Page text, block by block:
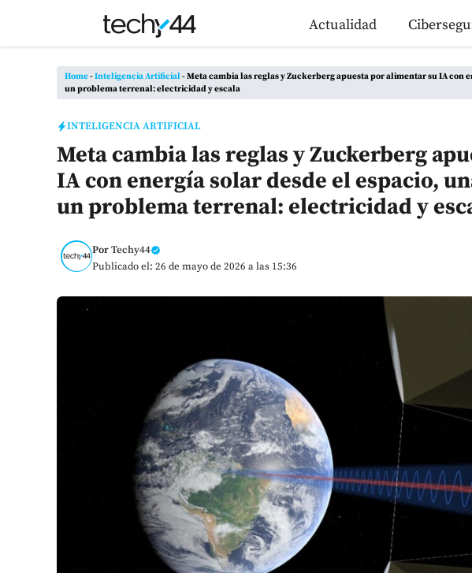
Actualidad
Home-Inteligencia Artificial-Meta cambia las reglas y Zuckerberg apuesta por alimentar su IA con
un problema terrenal: electricidad y escala
INTELIGENCIA ARTIFICIAL
Meta cambia las reglas y Zuckerberg
IA con energía solar desde el espacio,
un problema terrenal: electricidad y
PorTechy44
Publicado el: 26 de mayo de 2026 a las 15:36